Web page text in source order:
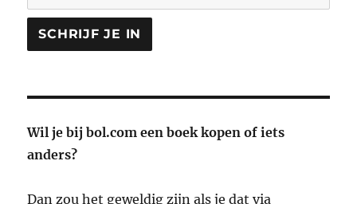
Wil je bij bol.com een boek kopen of iets
anders?
Dan zou het geweldig zijn als je dat via